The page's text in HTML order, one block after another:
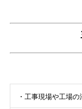
・工事現場や工場の